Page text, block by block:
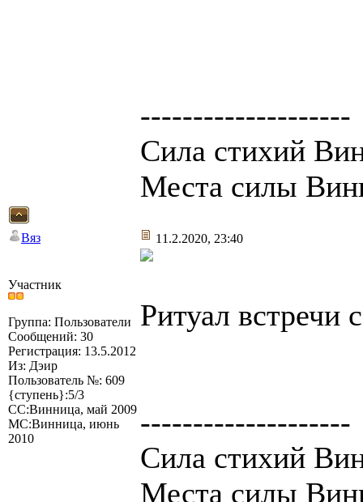
--------------------
Сила стихий
Места силы
Вяз 11.2.2020, 23:40
Участник
Группа: Пользователи
Сообщений: 30
Регистрация: 13.5.2012
Из: Дэир
Пользователь №: 609
{ступень}:5/3
СС:Винница, май 2009
МС:Винница, июнь
2010
Ритуал встречи
--------------------
Сила стихий
Места силы